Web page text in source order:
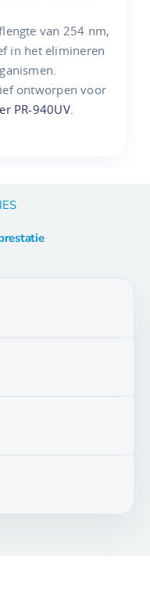
van 254 nm,
in het elimineren
ontworpen voor
PR-940UV.